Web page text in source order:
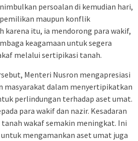
persoalan di kemudian hari,
maupun konflik
karena itu, ia mendorong para wakif,
keagamaan untuk segera
melalui sertipikasi tanah.
Menteri Nusron mengapresiasi
masyarakat dalam menyertipikatkan
perlindungan terhadap aset umat.
para wakif dan nazir. Kesadaran
wakaf semakin meningkat. Ini
mengamankan aset umat juga